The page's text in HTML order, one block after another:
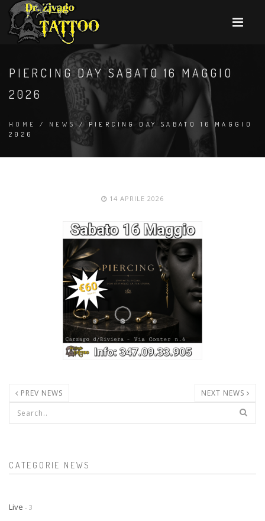
PIERCING DAY SABATO 16 MAGGIO
2026
HOME / NEWS/ PIERCING DAY SABATO 16 MAGGIO
2026
14 APRILE 2026
PREV NEWS NEXT NEWS
Form di ricerca
CATEGORIE NEWS
Live - 3